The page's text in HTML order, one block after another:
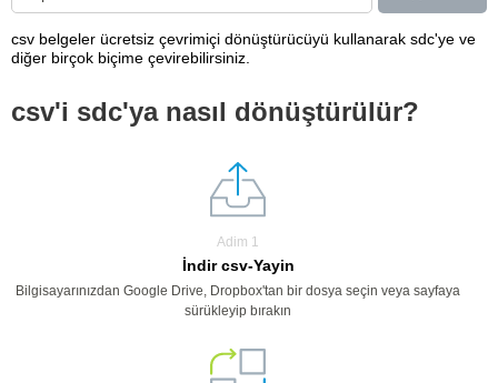
csv belgeler ücretsiz çevrimiçi dönüştürücüyü kullanarak sdc'ye ve
diğer birçok biçime çevirebilirsiniz.
csv'i sdc'ya nasıl dönüştürülür?
Adim 1
İndir csv-Yayin
Bilgisayarınızdan Google Drive, Dropbox'tan bir dosya seçin veya sayfaya
sürükleyip bırakın